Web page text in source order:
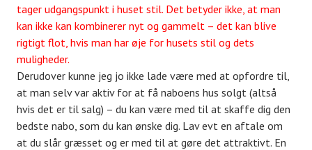
tager udgangspunkt i huset stil. Det betyder ikke, at man
kan ikke kan kombinerer nyt og gammelt – det kan blive
rigtigt flot, hvis man har øje for husets stil og dets
muligheder.
Derudover kunne jeg jo ikke lade være med at opfordre til,
at man selv var aktiv for at få naboens hus solgt (altså
hvis det er til salg) – du kan være med til at skaffe dig den
bedste nabo, som du kan ønske dig. Lav evt en aftale om
at du slår græsset og er med til at gøre det attraktivt. En